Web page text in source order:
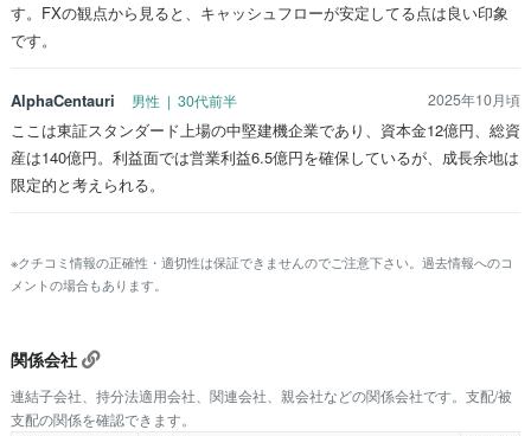
す。FXの観点から見ると、キャッシュフローが安定してる点は良い印象
です。
AlphaCentauri 男性 | 30代前半 2025年10月頃
ここは東証スタンダード上場の中堅建機企業であり、資本金12億円、総資
産は140億円。利益面では営業利益6.5億円を確保しているが、成長余地は
限定的と考えられる。
※クチコミ情報の正確性・適切性は保証できませんのでご注意下さい。過去情報へのコ
メントの場合もあります。
関係会社
連結子会社、持分法適用会社、関連会社、親会社などの関係会社です。支配/被
支配の関係を確認できます。